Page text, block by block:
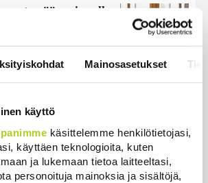
Mainosasetukset
käyttö
käsittelemme henkilötietojasi,
käyttäen teknologioita, kuten
ja lukemaan tietoa laitteeltasi,
personoituja mainoksia ja sisältöjä,
pääsee junalla
oli liian raju myös